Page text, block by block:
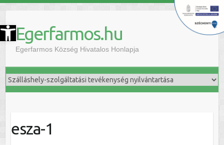
Eszköztár megnyitása Egerfarmos.hu
Egerfarmos Község Hivatalos Honlapja
esza-1